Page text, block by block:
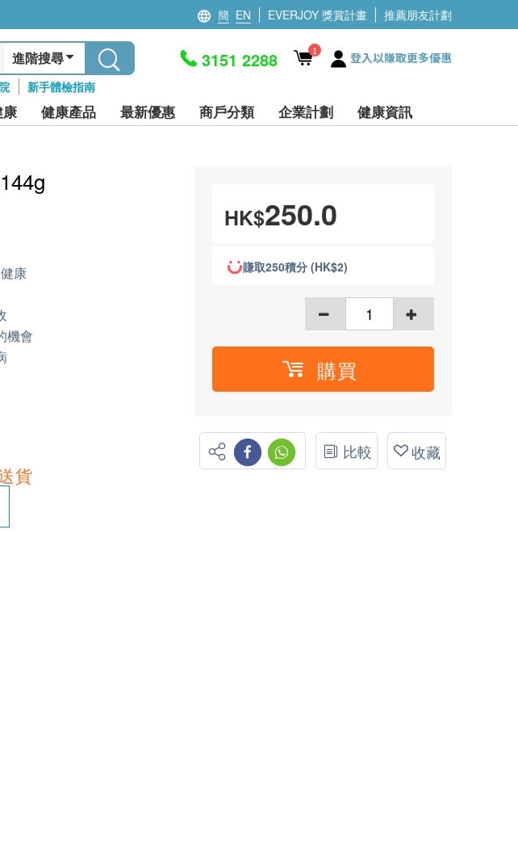
簡 EN EVERJOY 獎賞計畫 推薦朋友計劃
進階搜尋
新手體檢指南
3151 2288 1 登入以賺取更多優惠
健康產品 最新優惠 商戶分類 企業計劃 健康資訊
康
機會
貨
HK$250.0
賺取250積分 (HK$2)
購買
比較 收藏